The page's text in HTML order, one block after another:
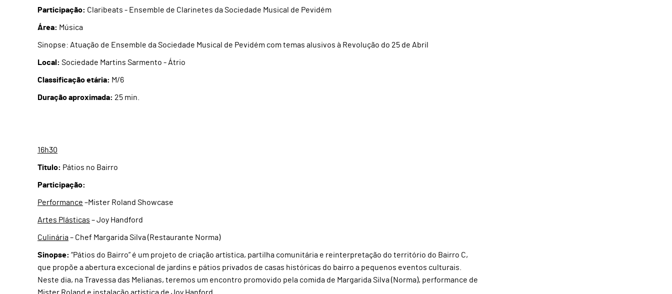
Participação: Claribeats - Ensemble de Clarinetes da Sociedade Musical de Pevidém
Área: Música
Sinopse: Atuação de Ensemble da Sociedade Musical de Pevidém com temas alusivos à Revolução do 25 de Abril
Local: Sociedade Martins Sarmento - Átrio
Classificação etária: M/6
Duração aproximada: 25 min.
16h30
Titulo: Pátios no Bairro
Participação:
Performance –Mister Roland Showcase
Artes Plásticas – Joy Handford
Culinária– Chef Margarida Silva (Restaurante Norma)
Sinopse: “Pátios do Bairro” é um projeto de criação artística, partilha comunitária e reinterpretação do território do Bairro C,
que propõe a abertura excecional de jardins e pátios privados de casas históricas do bairro a pequenos eventos culturais.
Neste dia, na Travessa das Melianas, teremos um encontro promovido pela comida de Margarida Silva (Norma), performance de